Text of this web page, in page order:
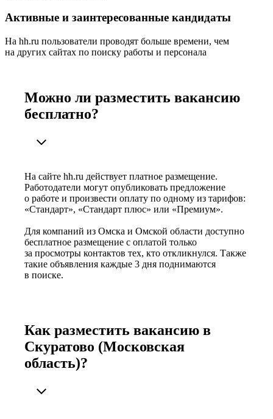
Активные и заинтересованные кандидаты
На hh.ru пользователи проводят больше времени, чем
на других сайтах по поиску работы и персонала
Можно ли разместить вакансию
бесплатно?
На сайте hh.ru действует платное размещение.
Работодатели могут опубликовать предложение
о работе и произвести оплату по одному из тарифов:
«Стандарт», «Стандарт плюс» или «Премиум».
Для компаний из Омска и Омской области доступно
бесплатное размещение с оплатой только
за просмотры контактов тех, кто откликнулся. Также
такие объявления каждые 3 дня поднимаются
в поиске.
Как разместить вакансию в
Скуратово (Московская
область)?